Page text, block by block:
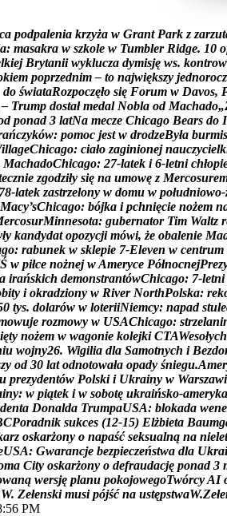
ca podpalenia krzyża w Grant Park z zarzut
a: masakra w szkole w Tumbler Ridge. 10 o
lkiej Brytanii wyklucza dymisję ws. kontrow
kiem poprzednim – to największy jednorocz
do świataRozpoczęło się Forum w Davos,
– Trump dostał medal Nobla od Machado„
d ponad 3 latNa mecze Chicago Bears do I
ańczyków: pomoc jest w drodzeByła burmis
illageChicago: ciało zaginionej nauczycielk
MachadoChicago: 27-latek i 6-letni chłopi
ecznie zgodziły się na umowę z Mercosure
78-latek zastrzelony w domu w południowo-
Macy’sChicago: bójka i pchnięcie nożem n
ercosurMinnesota: gubernator Tim Waltz r
ły kandydat opozycji mówi, że obalenie Ma
go: rabunek w sklepie 7-Eleven w centrum
Ś w piłce nożnej wAmeryce PółnocnejPrez
a irańskich demonstrantówChicago: 7-letni
bity i okradziony w River NorthPolska: rek
0 tys. dolarów w loteriiNiemcy: napad stule
owuje rozmowy w USAChicago: strzelani
ięty nożem w wagonie kolejki CTAWesołych
iu wojny26. Wigilia dla Samotnych i Bezdo
zy od 30 lat odnotowała opady śniegu.Amer
u prezydentów Polski i Ukrainy w Warszawi
iny: w piątek i w sobotę ukraińsko-ameryka
denta Donalda TrumpaUSA: blokada wene
CPoradnik sukces (12-15) Elżbieta Baumg
arz oskarżony o napaść seksualną na nielet
USA: Gwarancje bezpieczeństwa dla Ukrai
ma City oskarżony o defraudację ponad 3
waną wersję planu pokojowegoTwórcyAI
W. Zełenski musi pójść na ustępstwaW.Zełe
PM